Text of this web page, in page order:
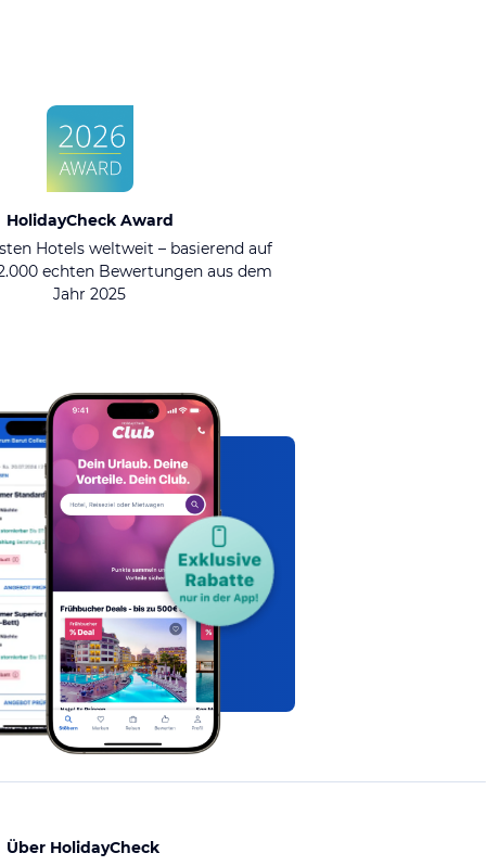
HolidayCheck Award
Hotels weltweit – basierend auf
echten Bewertungen aus dem
Jahr 2025
Über HolidayCheck